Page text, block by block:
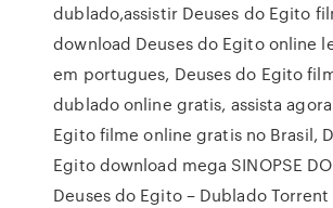
dublado,assistir Deuses do Egito
download Deuses do Egito online
em portugues, Deuses do Egito
dublado online gratis, assista
Egito filme online gratis no Brasil,
Egito download mega SINOPSE DO
Deuses do Egito – Dublado Torrent